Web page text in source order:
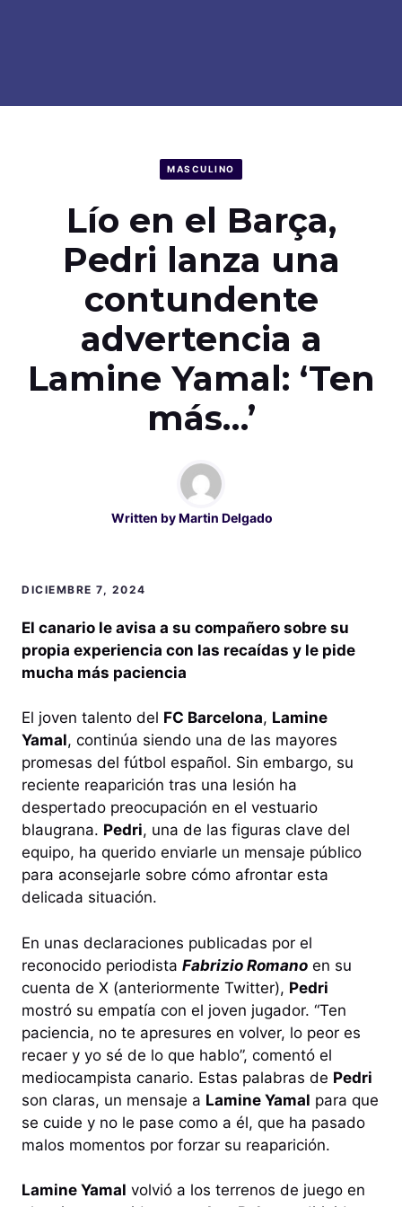
MASCULINO
Lío en el Barça,
Pedri lanza una
contundente
advertencia a
Lamine Yamal: ‘Ten
más…’
Written byMartin Delgado
DICIEMBRE 7, 2024
El canario le avisa a su compañero sobre su
propia experiencia con las recaídas y le pide
mucha más paciencia
El joven talento del FC Barcelona, Lamine
Yamal, continúa siendo una de las mayores
promesas del fútbol español. Sin embargo, su
reciente reaparición tras una lesión ha
despertado preocupación en el vestuario
blaugrana. Pedri, una de las figuras clave del
equipo, ha querido enviarle un mensaje público
para aconsejarle sobre cómo afrontar esta
delicada situación.
En unas declaraciones publicadas por el
reconocido periodista Fabrizio Romano en su
cuenta de X (anteriormente Twitter), Pedri
mostró su empatía con el joven jugador. “Ten
paciencia, no te apresures en volver, lo peor es
recaer y yo sé de lo que hablo”, comentó el
mediocampista canario. Estas palabras de Pedri
son claras, un mensaje a Lamine Yamal para que
se cuide y no le pase como a él, que ha pasado
malos momentos por forzar su reaparición.
Lamine Yamal volvió a los terrenos de juego en